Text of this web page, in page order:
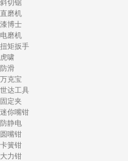
斜切锯
直磨机
漆博士
电磨机
扭矩扳手
虎啸
防滑
万克宝
世达工具
固定夹
迷你嘴钳
防静电
圆嘴钳
卡簧钳
大力钳